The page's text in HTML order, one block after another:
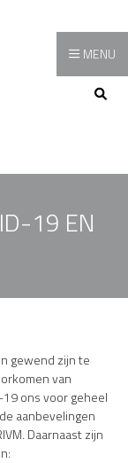
Hoofdmenu
MENU
19 EN
gewend zijn te
van
ons voor geheel
aanbevelingen
Daarnaast zijn